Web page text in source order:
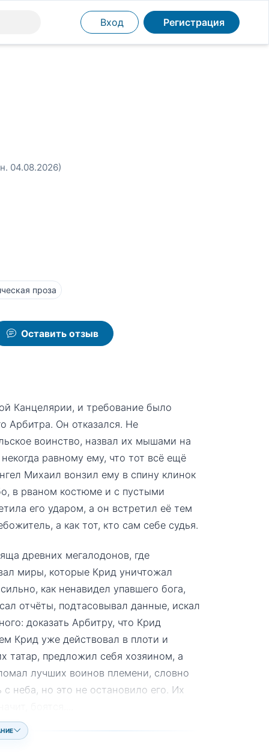
Вход Регистрация
04.08.2026)
проза
Оставить отзыв
Канцелярии, и требование было
Арбитра. Он отказался. Не
воинство, назвал их мышами на
равному ему, что тот всё ещё
Михаил вонзил ему в спину клинок
в рваном костюме и с пустыми
его ударом, а он встретил её тем
а как тот, кто сам себе судья.
древних мегалодонов, где
миры, которые Крид уничтожал
как ненавидел упавшего бога,
отчёты, подтасовывал данные, искал
доказать Арбитру, что Крид
Крид уже действовал в плоти и
татар, предложил себя хозяином, а
лучших воинов племени, словно
неба, но это не остановило его. Их